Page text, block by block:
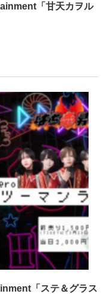
「甘天カヲル
「ステ＆グラス